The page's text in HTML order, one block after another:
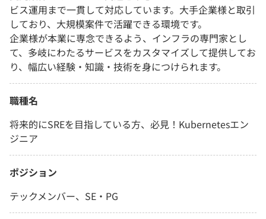
ビス運用まで一貫して対応しています。大手企業様と取引
しており、大規模案件で活躍できる環境です。
企業様が本業に専念できるよう、インフラの専門家とし
て、多岐にわたるサービスをカスタマイズして提供してお
り、幅広い経験・知識・技術を身につけられます。
職種名
将来的にSREを目指している方、必見！Kubernetesエン
ジニア
ポジション
テックメンバー、SE・PG